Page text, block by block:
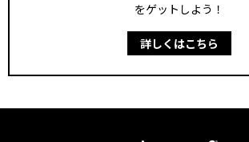
をゲットしよう！
詳しくはこちら